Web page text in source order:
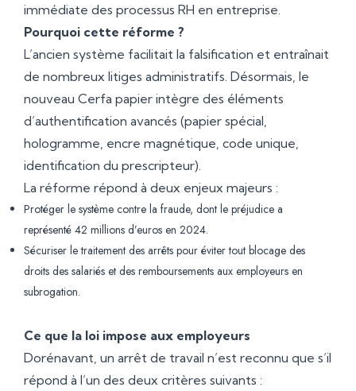
immédiate des processus RH en entreprise.
Pourquoi cette réforme ?
L’ancien système facilitait la falsification et entraînait
de nombreux litiges administratifs. Désormais, le
nouveau Cerfa papier intègre des éléments
d’authentification avancés (papier spécial,
hologramme, encre magnétique, code unique,
identification du prescripteur).
La réforme répond à deux enjeux majeurs :
Protéger le système contre la fraude, dont le préjudice a
représenté 42 millions d’euros en 2024.
Sécuriser le traitement des arrêts pour éviter tout blocage des
droits des salariés et des remboursements aux employeurs en
subrogation.
Ce que la loi impose aux employeurs
Dorénavant, un arrêt de travail n’est reconnu que s’il
répond à l’un des deux critères suivants :